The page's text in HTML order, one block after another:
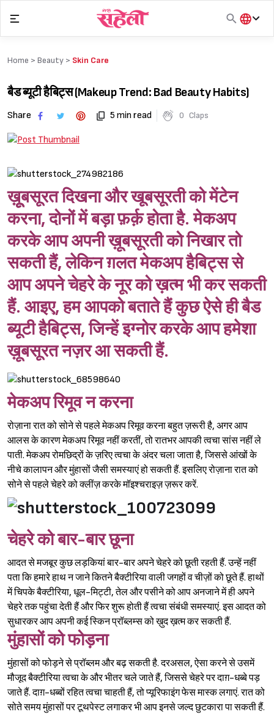
content
हिंदी
Home > Beauty > Skin Care
बैड ब्यूटी हैबिट्स (Makeup Trend: Bad Beauty Habits)
Share 5 min read 0 Claps
ख़ूूबसूरत दिखना और खूबसूरती को मेंटेन
करना, दोनों में बड़ा फ़र्क़ होता है. मेकअप
करके आप अपनी ख़ूबसूरती को निखार तो
सकती हैं, लेकिन ग़लत मेकअप हैबिट्स से
आप अपने चेहरे के नूर को ख़त्म भी कर सकती
हैं. आइए, हम आपको बताते हैं कुछ ऐसे ही बैड
ब्यूटी हैबिट्स, जिन्हें इग्नोर करके आप हमेशा
ख़ूबसूरत नज़र आ सकती हैं.
मेकअप रिमूव न करना
रोज़ाना रात को सोने से पहले मेकअप रिमूव करना बहुत ज़रूरी है, अगर आप
आलस के कारण मेकअप रिमूव नहीं करतीं, तो रातभर आपकी त्वचा सांस नहीं ले
पाती. मेकअप रोमछिद्रों के ज़रिए त्वचा के अंदर चला जाता है, जिससे आंखों के
नीचे कालापन और मुंहासों जैसी समस्याएं हो सकती हैं. इसलिए रोज़ाना रात को
सोने से पहले चेहरे को क्लींज़ करके मॉइश्‍चराइज़ ज़रूर करें.
चेहरे को बार-बार छूना
आदत से मजबूर कुछ लड़कियां बार-बार अपने चेहरे को छूती रहती हैं. उन्हें नहीं
पता कि हमारे हाथ न जाने कितने बैक्टीरिया वाली जगहों व चीज़ों को छूते हैं. हाथों
में चिपके बैक्टीरिया, धूल-मिट्टी, तेल और पसीने को आप अनजाने में ही अपने
चेहरे तक पहुंचा देती हैं और फिर शुरू होती हैं त्वचा संबंधी समस्याएं. इस आदत को
सुधारकर आप अपनी कई स्किन प्रॉब्लम्स को ख़ुद ख़त्म कर सकती हैं.
मुंहासों को फोड़ना
मुंहासों को फोड़ने से प्रॉब्लम और बढ़ सकती है. दरअसल, ऐसा करने से उसमें
मौजूद बैक्टीरिया त्वचा के और भीतर चले जाते हैं, जिससे चेहरे पर दाग़-धब्बे पड़
जाते हैं. दाग़-धब्बों रहित त्वचा चाहती हैं, तो प्यूरिफाइंग फेस मास्क लगाएं. रात को
सोते समय मुंहासों पर टूथपेस्ट लगाकर भी आप इनसे जल्द छुटकारा पा सकती हैं.